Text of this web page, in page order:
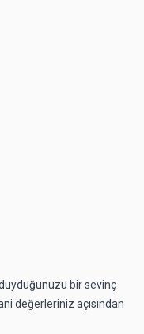
bir sevinç
değerleriniz açısından